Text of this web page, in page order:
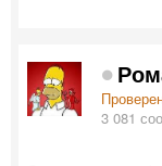
3 081